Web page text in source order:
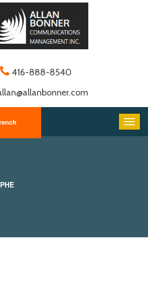
416-888-8540